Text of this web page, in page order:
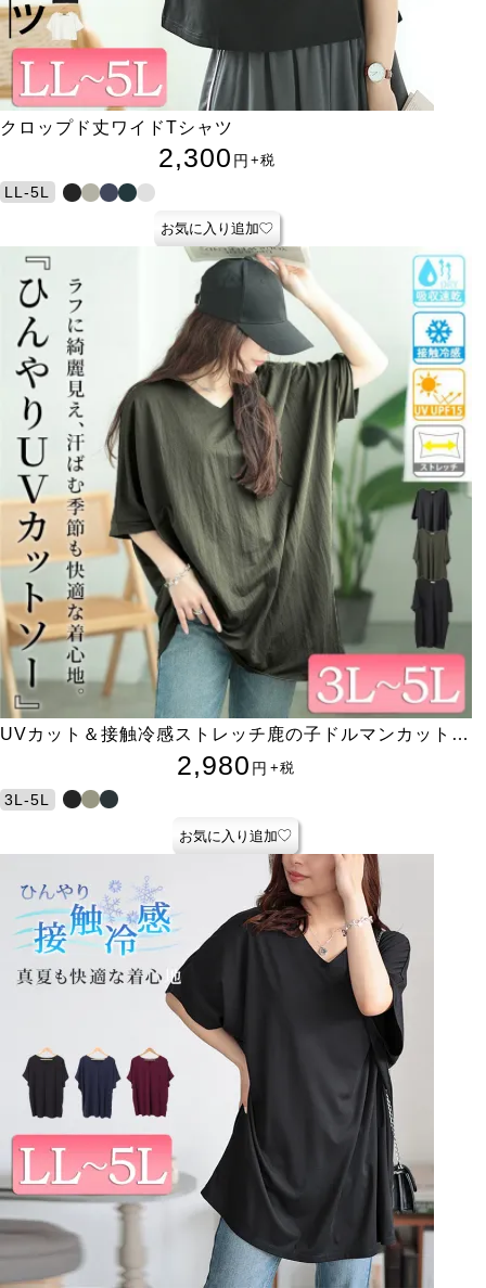
クロップド丈ワイドTシャツ
2,300 円 +税
LL-5L
お気に入り追加
UVカット＆接触冷感ストレッチ鹿の子ドルマンカットソ
2,980 円 +税
3L-5L
お気に入り追加